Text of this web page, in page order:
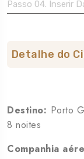
Passo 04. Inserir
Detalhe do
Destino: Porto
8 noites
Companhia